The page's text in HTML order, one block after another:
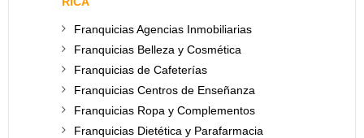
Franquicias Agencias Inmobiliarias
Franquicias Belleza y Cosmética
Franquicias de Cafeterías
Franquicias Centros de Enseñanza
Franquicias Ropa y Complementos
Franquicias Dietética y Parafarmacia